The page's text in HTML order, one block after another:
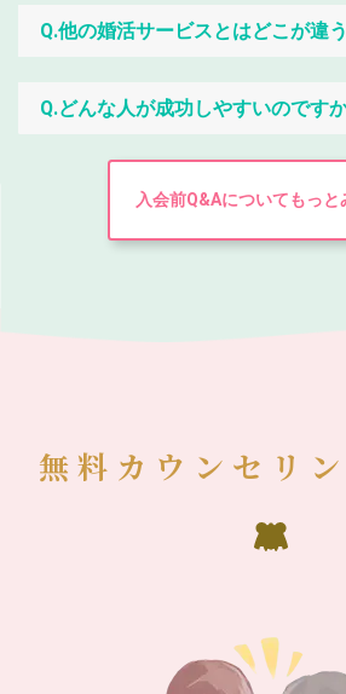
Q.他の婚活サービスとはどこが違
Q.どんな人が成功しやすいのです
入会前Q&Aについてもっと
無料カウンセリ